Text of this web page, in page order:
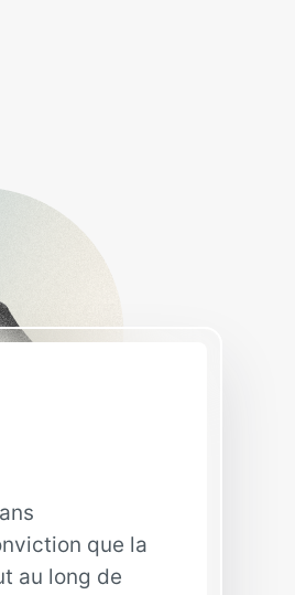
que la
au long de